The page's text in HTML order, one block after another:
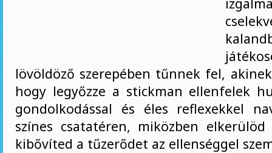
lövöldöző szerepében tűnnek fel,
hogy legyőzze a stickman ellenfelek
gondolkodással és éles reflexekkel
színes csatatéren, miközben
kibővíted a tűzerődet az ellenséggel